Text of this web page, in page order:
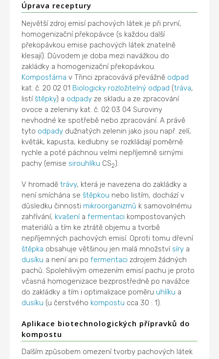
Úprava receptury
Největší zdroj emisí pachových látek je při první,
homogenizační překopávce (s každou další
překopávkou emise pachových látek znatelně
klesají). Důvodem je doba mezi navážkou do
zakládky a homogenizační překopávkou.
Kompostárna v Třinci zpracovává převážně odpad
kat. č. 20 02 01 Biologicky rozložitelný odpad (tráva,
listíštěpky) a odpady ze skladu a ze zpracování
ovoce a zeleniny kat. č. 02 03 04 Suroviny
nevhodné ke spotřebě nebo zpracování. A právě
tyto odpady dužnatých zelenin jako jsou např. zelí,
květák, kapusta, kedlubny se rozkládají poměrně
rychle a poté páchnou velmi nepříjemně sirnými
pachy (emise sirouhlíku CS2).
V hromadětrávy, která je navezena do zakládky a
není smíchána seštěpkou nebo listím, dochází v
důsledku činnosti mikroorganizmů k samovolnému
zahřívání, kvašeníafermentaci kompostovaných
materiálů a tím ke ztrátě objemu a tvorbě
nepříjemných pachových emisí. Oproti tomu dřevní
štěpka obsahuje většinou jen malá množství síry a
dusíku a není ani pofermentaci zdrojem žádných
pachů. Spolehlivým omezením emisí pachu je proto
včasná homogenizace bezprostředně po navážce
do zakládky a tím i optimalizace poměru uhlíku a
dusíku (u čerstvého kompostu cca 30 : 1).
Aplikace biotechnologických přípravků do
kompostu
Dalším způsobem omezení tvorby pachových látek